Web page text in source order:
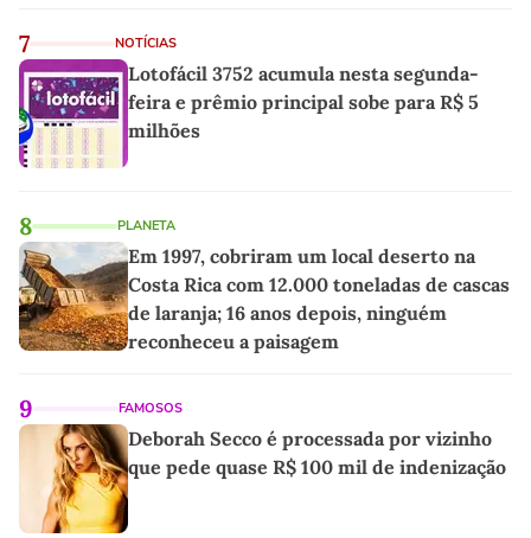
7 NOTÍCIAS
Lotofácil 3752 acumula nesta segunda-
feira e prêmio principal sobe para R$ 5
milhões
8 PLANETA
Em 1997, cobriram um local deserto na
Costa Rica com 12.000 toneladas de cascas
de laranja; 16 anos depois, ninguém
reconheceu a paisagem
9 FAMOSOS
Deborah Secco é processada por vizinho
que pede quase R$ 100 mil de indenização